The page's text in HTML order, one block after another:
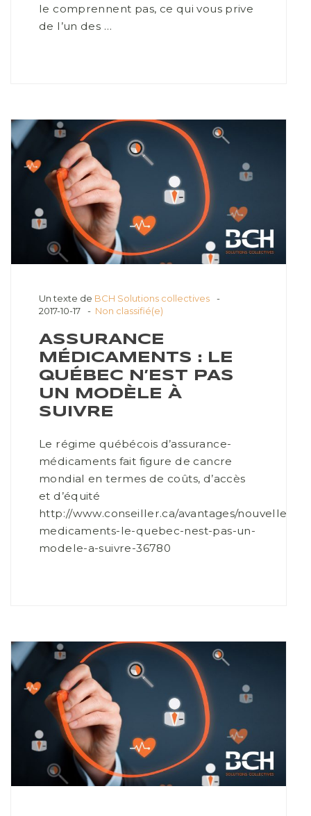
le comprennent pas, ce qui vous prive
de l’un des …
Un texte de BCH Solutions collectives
2017-10-17
Non classifié(e)
ASSURANCE
MÉDICAMENTS : LE
QUÉBEC N’EST PAS
UN MODÈLE À
SUIVRE
Le régime québécois d’assurance-
médicaments fait figure de cancre
mondial en termes de coûts, d’accès
et d’équité
http://www.conseiller.ca/avantages/nouvelles/
medicaments-le-quebec-nest-pas-un-
modele-a-suivre-36780